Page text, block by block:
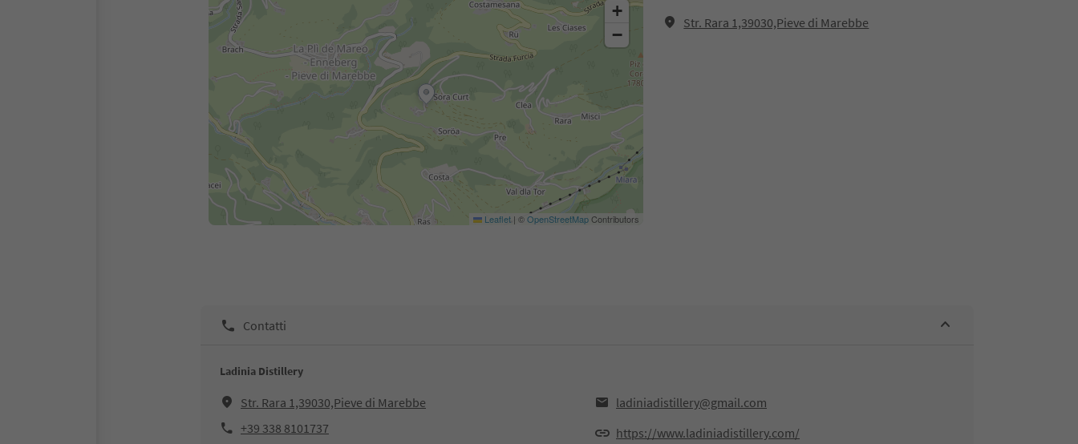
Str. Rara 1,39030,Pieve di Marebbe
+
−
Leaflet | ©OpenStreetMapContributors
Contatti
Ladinia Distillery
Str. Rara 1,39030,Pieve di Marebbe
ladiniadistillery@gmail.com
+39 338 8101737
https://www.ladiniadistillery.com/